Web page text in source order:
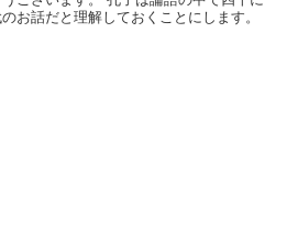
お話だと理解しておくことにします。